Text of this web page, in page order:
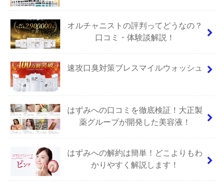
オルチャニストの評判ってどうなの？
口コミ・体験談解説！
速攻口臭対策ブレスマイルウォッシュ
はずみへの口コミを徹底検証！大正製
薬グループが開発した美容液！
はずみへの解約は簡単！どこよりもわ
かりやすく解説します！